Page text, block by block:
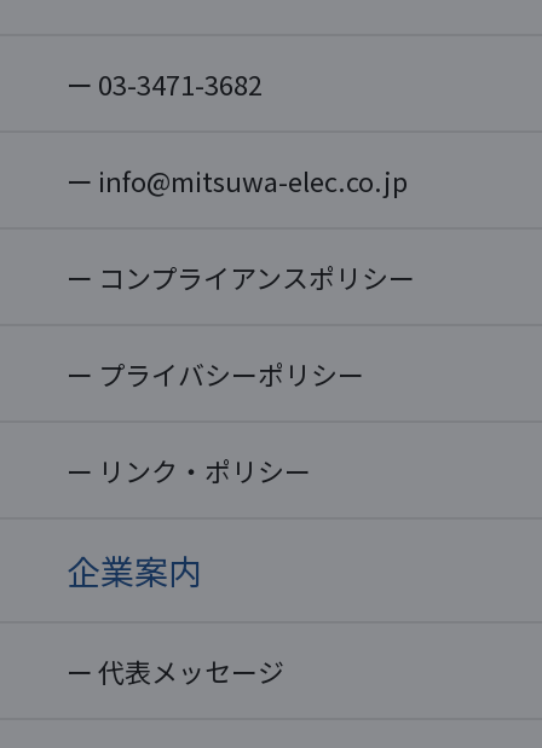
03-3471-3682
info@mitsuwa-elec.co.jp
コンプライアンスポリシー
プライバシーポリシー
リンク・ポリシー
企業案内
代表メッセージ